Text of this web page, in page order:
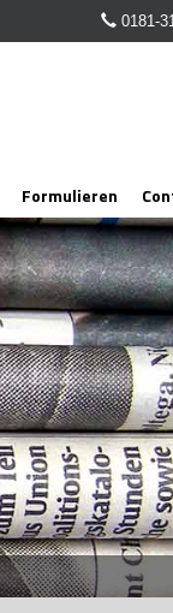
0181-
Formulieren